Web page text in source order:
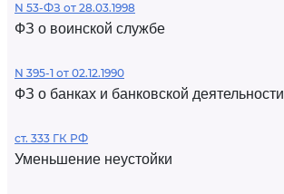
N 53-ФЗ от 28.03.1998
ФЗ о воинской службе
N 395-1 от 02.12.1990
ФЗ о банках и банковской деятельности
ст. 333 ГК РФ
Уменьшение неустойки